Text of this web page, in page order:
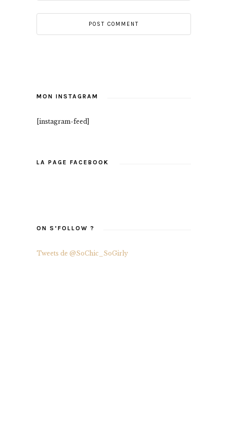
MON INSTAGRAM
[instagram-feed]
LA PAGE FACEBOOK
ON S’FOLLOW ?
Tweets de @SoChic_SoGirly